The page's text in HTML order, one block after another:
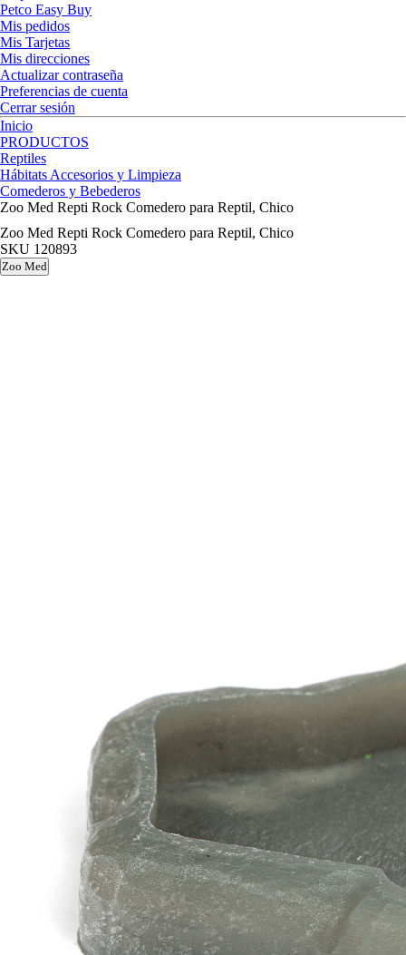
Petco Easy Buy
Mis pedidos
Mis Tarjetas
Mis direcciones
Actualizar contraseña
Preferencias de cuenta
Cerrar sesión
Inicio
PRODUCTOS
Reptiles
Hábitats Accesorios y Limpieza
Comederos y Bebederos
Zoo Med Repti Rock Comedero para Reptil, Chico
Zoo Med Repti Rock Comedero para Reptil, Chico
SKU 120893
Zoo Med